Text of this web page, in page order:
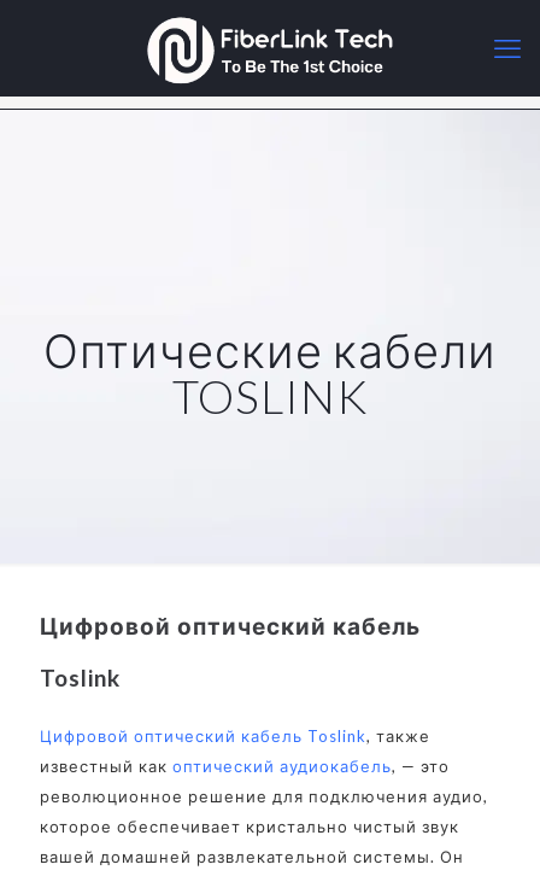
Оптические кабели
TOSLINK
Цифровой оптический кабель
Toslink
Цифровой оптический кабель Toslink, также
известный как оптический аудиокабель, — это
революционное решение для подключения аудио,
которое обеспечивает кристально чистый звук
вашей домашней развлекательной системы. Он